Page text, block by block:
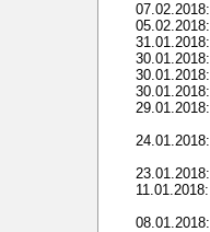
07.02.2018:
05.02.2018:
31.01.2018:
30.01.2018:
30.01.2018:
30.01.2018:
29.01.2018:
24.01.2018:
23.01.2018:
11.01.2018:
08.01.2018: